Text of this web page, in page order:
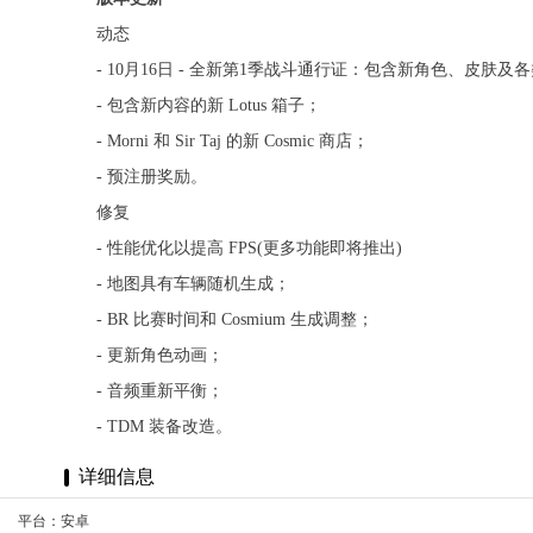
动态
- 10月16日 - 全新第1季战斗通行证：包含新角色、皮肤及各
- 包含新内容的新 Lotus 箱子；
- Morni 和 Sir Taj 的新 Cosmic 商店；
- 预注册奖励。
修复
- 性能优化以提高 FPS(更多功能即将推出)
- 地图具有车辆随机生成；
- BR 比赛时间和 Cosmium 生成调整；
- 更新角色动画；
- 音频重新平衡；
- TDM 装备改造。
详细信息
平台：安卓